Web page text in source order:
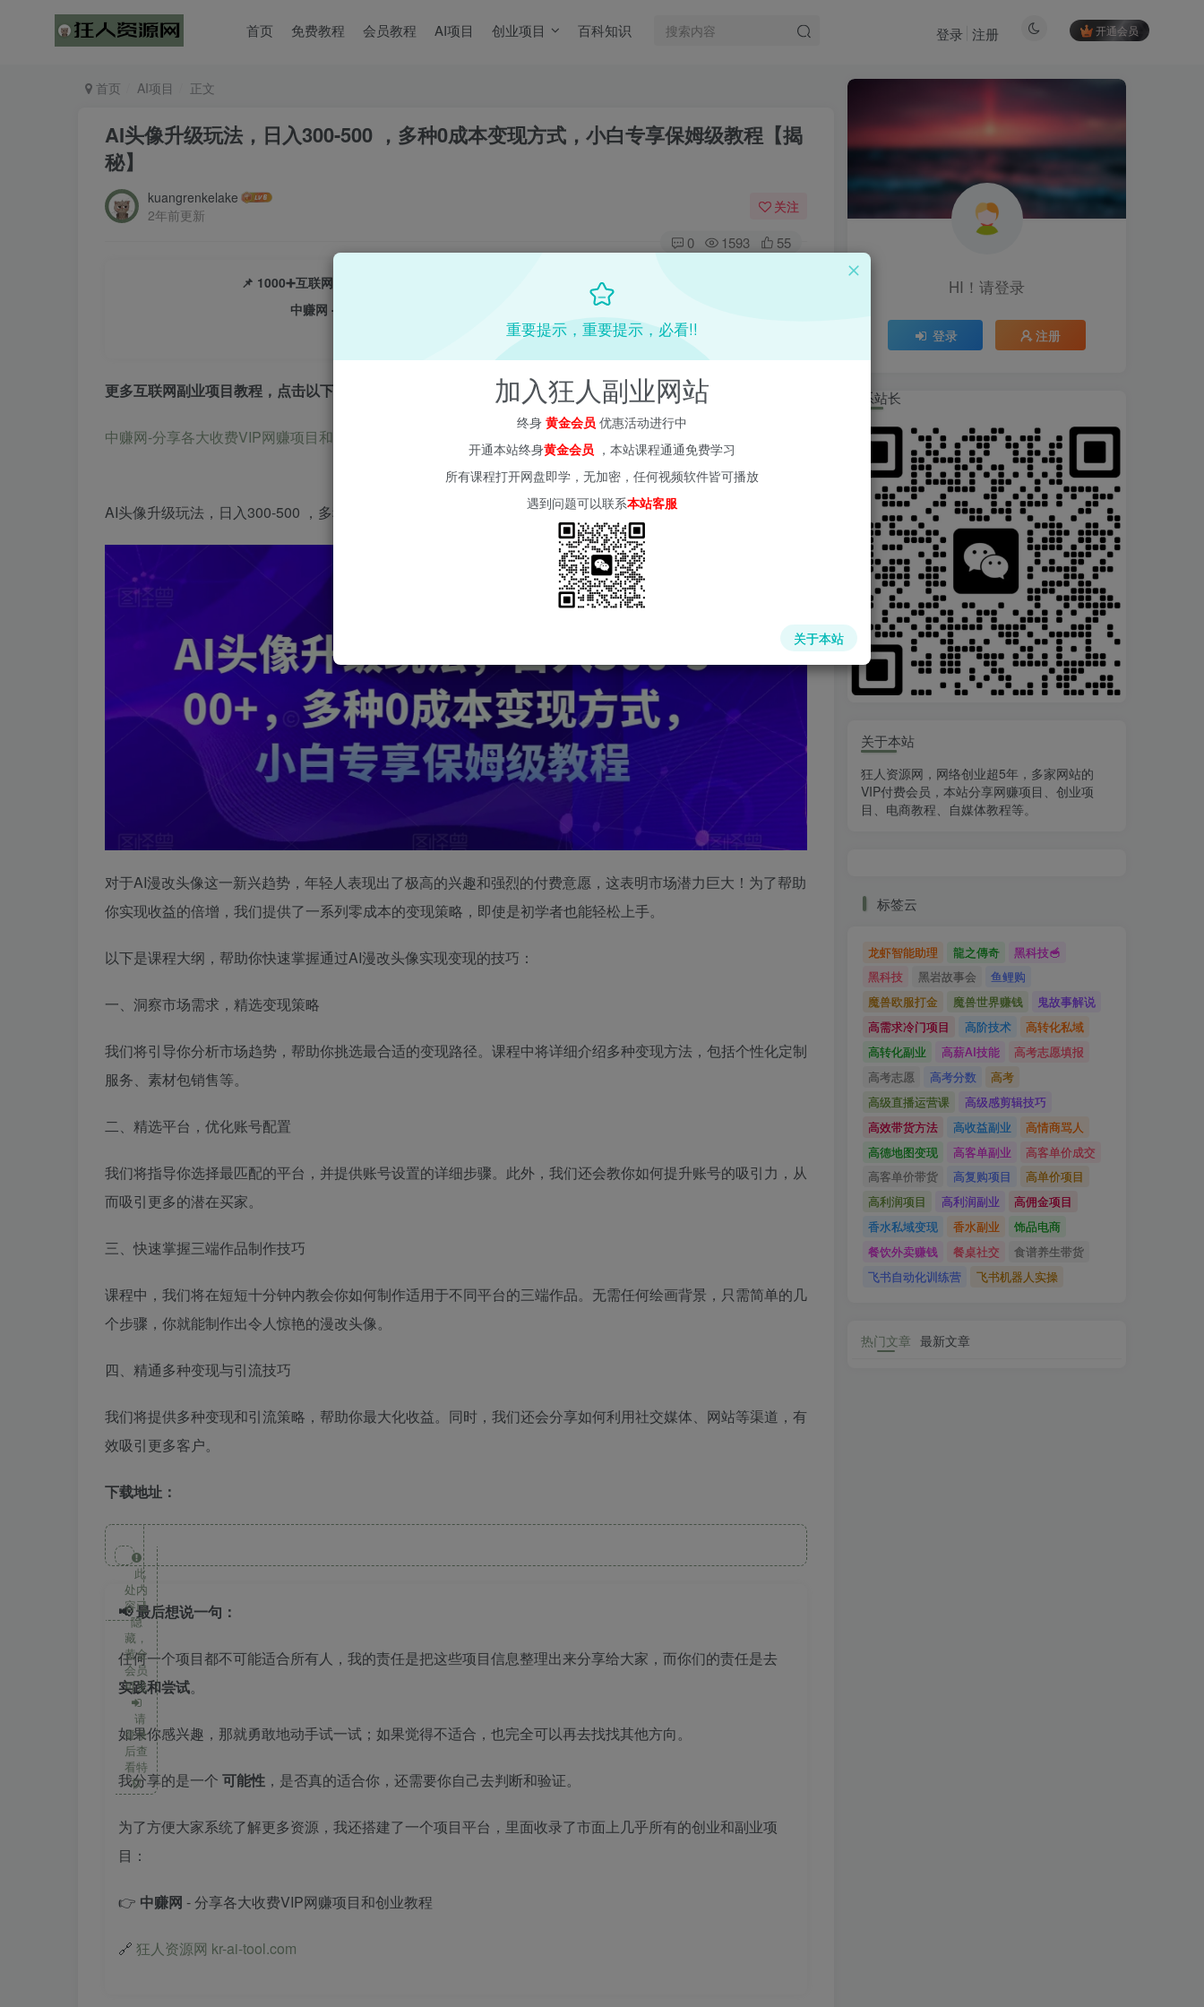
首页 免费教程 会员教程 AI项目 创业项目 百科知识 开通会员
登录 注册
首页 AI项目 正文
AI头像升级玩法，日入300-500 ，多种0成本变现方式，小白专享保姆级教程【揭
秘】
kuangrenkelake
2年前更新
关注
0 1593 55
📌 1000➕互联网副业项目教程，更多网赚项目，点击以下链接进入本站首页：
中赚网 - 分享各大收费VIP网赚项目和创业教程 - 狂人资源网
更多互联网副业项目教程，点击以下链接进入本站首页
中赚网-分享各大收费VIP网赚项目和创业教程-狂人资源网 (kr-ai-tool.com)
AI头像升级玩法，日入300-500 ，多种0成本变现方式，小白专享保姆级教程【揭秘】
对于AI漫改头像这一新兴趋势，年轻人表现出了极高的兴趣和强烈的付费意愿，这表明市场潜力巨大！为了帮助
你实现收益的倍增，我们提供了一系列零成本的变现策略，即使是初学者也能轻松上手。
以下是课程大纲，帮助你快速掌握通过AI漫改头像实现变现的技巧：
一、洞察市场需求，精选变现策略
我们将引导你分析市场趋势，帮助你挑选最合适的变现路径。课程中将详细介绍多种变现方法，包括个性化定制
服务、素材包销售等。
二、精选平台，优化账号配置
我们将指导你选择最匹配的平台，并提供账号设置的详细步骤。此外，我们还会教你如何提升账号的吸引力，从
而吸引更多的潜在买家。
三、快速掌握三端作品制作技巧
课程中，我们将在短短十分钟内教会你如何制作适用于不同平台的三端作品。无需任何绘画背景，只需简单的几
个步骤，你就能制作出令人惊艳的漫改头像。
四、精通多种变现与引流技巧
我们将提供多种变现和引流策略，帮助你最大化收益。同时，我们还会分享如何利用社交媒体、网站等渠道，有
效吸引更多客户。
下载地址：
此
处内
容已
隐
藏，
黄金
会员
可见
请
登录
后查
看特
权
📢 最后想说一句：
任何一个项目都不可能适合所有人，我的责任是把这些项目信息整理出来分享给大家，而你们的责任是去
实践和尝试。
如果你感兴趣，那就勇敢地动手试一试；如果觉得不适合，也完全可以再去找找其他方向。
我分享的是一个 可能性 ，是否真的适合你，还需要你自己去判断和验证。
为了方便大家系统了解更多资源，我还搭建了一个项目平台，里面收录了市面上几乎所有的创业和副业项
目：
👉 中赚网 - 分享各大收费VIP网赚项目和创业教程
🔗 狂人资源网 kr-ai-tool.com
HI！请登录
登录 注册
HI！请登录
登录 注册
联系站长
关于本站
狂人资源网，网络创业超5年，多家网站的
VIP付费会员，本站分享网赚项目、创业项
目、电商教程、自媒体教程等。
标签云
龙虾智能助理 龍之傳奇
黑科技🥣
黑科技
黑岩故事会
鱼鲤购
魔兽欧服打金
魔兽世界赚钱
鬼故事解说
高需求冷门项目
高阶技术
高转化私域
高转化副业
高薪AI技能
高考志愿填报
高考志愿
高考分数
高考
高级直播运营课
高级感剪辑技巧
高效带货方法
高收益副业
高情商骂人
高德地图变现
高客单副业
高客单价成交
高客单价带货
高复购项目
高单价项目
高利润项目
高利润副业
高佣金项目
香水私域变现
香水副业
饰品电商
餐饮外卖赚钱
餐桌社交
食谱养生带货
飞书自动化训练营
飞书机器人实操
热门文章 最新文章
重要提示，重要提示，必看!!
加入狂人副业网站
终身 黄金会员 优惠活动进行中
开通本站终身黄金会员 ，本站课程通通免费学习
所有课程打开网盘即学，无加密，任何视频软件皆可播放
遇到问题可以联系本站客服
关于本站